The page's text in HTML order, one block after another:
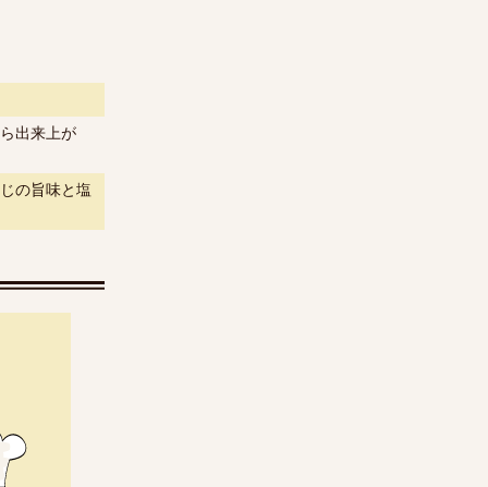
出来上が
の旨味と塩